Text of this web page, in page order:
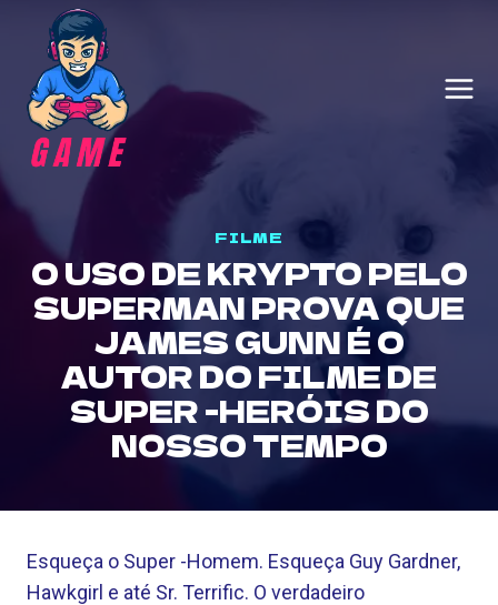
content
FILME
O USO DE KRYPTO PELO
SUPERMAN PROVA QUE
JAMES GUNN É O
AUTOR DO FILME DE
SUPER -HERÓIS DO
NOSSO TEMPO
Esqueça o Super -Homem. Esqueça Guy Gardner,
Hawkgirl e até Sr. Terrific. O verdadeiro